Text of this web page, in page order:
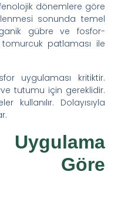
dönemlere göre
sonunda temel
gübre ve fosfor-
tomurcuk patlaması ile
uygulaması kritiktir.
tutumu için gereklidir.
kullanılır. Dolayısıyla
Göre